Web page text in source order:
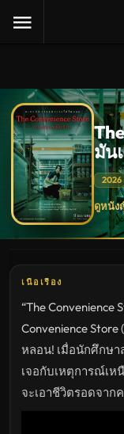
มัน
2026
The
Store
อยู่
ดู
หนัง
ใหม่
พากย์
ไทย
ซับ
ไทย
เต็ม
เรื่อง
ดูหนัง
เนื้อเรื่อง
“The
Convenience
หลอน! เมื่อนักศึกษา
เจอกับเหตุการณ์เห
จะเอาชีวิตรอดจาก